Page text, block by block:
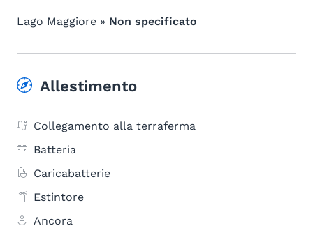
Lago Maggiore » Non specificato
Allestimento
Collegamento alla terraferma
Batteria
Caricabatterie
Estintore
Ancora